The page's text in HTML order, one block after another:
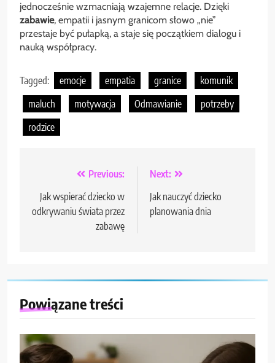
jednocześnie wzmacniają wzajemne relacje. Dzięki
zabawie, empatii i jasnym granicom słowo „nie”
przestaje być pułapką, a staje się początkiem dialogu i
nauką współpracy.
Tagged: emocje empatia granice
komunik
maluch
motywacja Odmawianie
potrzeby
rodzice
Nawigacja
wpisu
Previous:
Jak wspierać dziecko w
odkrywaniu świata przez
zabawę
Next:
Jak nauczyć dziecko
planowania dnia
Powiązane treści